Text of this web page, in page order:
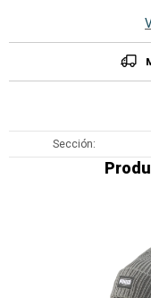
Sección